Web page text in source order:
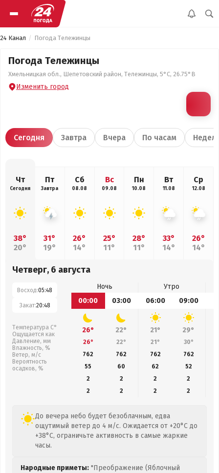
24 Канал Погода Тележинцы
Погода Тележинцы
Хмельницкая обл., Шепетовский район, Тележинцы, 5°С, 26.75°В
Изменить город
Сегодня Завтра Вчера По часам
Чт
Сегодня
38°
20°
Пт
Завтра
31°
19°
Сб
08.08
26°
14°
Вс
09.08
25°
11°
Пн
10.08
28°
11°
Вт
11.08
33°
14°
Ср
12.08
26°
14°
Четверг, 6 августа
Восход:05:48
Закат:20:48
Температура С°
Ощущается как
Давление, мм
Влажность, %
Ветер, м/с
Вероятность
осадков, %
Ночь
Утро
00:00
03:00 06:00 09:00
26° 22° 21° 29°
26° 22° 21° 30°
762
762 762 762
55
60 62
52
2
2 2
2
2
2 2 2
До вечера небо будет безоблачным, едва
ощутимый ветер до 4 м/с. Ожидается от +20°C до
+38°C, ограничьте активность в самые жаркие
часы.
Народные приметы: "Преображение (Яблочный